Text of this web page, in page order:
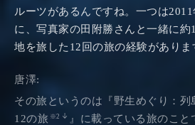
ルーツがあるんですね。一つは
に、写真家の田附勝さんと一緒に約
地を旅した12回の旅の経験がありま
唐澤:
その旅というのは『野生めぐり：列
12の旅 ※2 』に載っている旅のこと